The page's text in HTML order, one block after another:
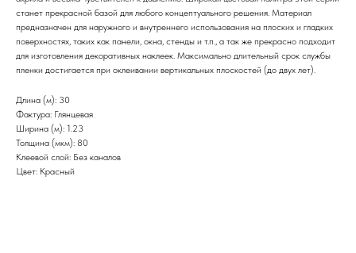
станет прекрасной базой для любого концептуального решения. Материал
предназначен для наружного и внутреннего использования на плоских и гладких
поверхностях, таких как панели, окна, стенды и т.п., а так же прекрасно подходит
для изготовления декоративных наклеек. Максимально длительный срок службы
пленки достигается при оклеивании вертикальных плоскостей (до двух лет).
Длина (м): 30
Фактура: Глянцевая
Ширина (м): 1.23
Толщина (мкм): 80
Клеевой слой: Без каналов
Цвет: Красный